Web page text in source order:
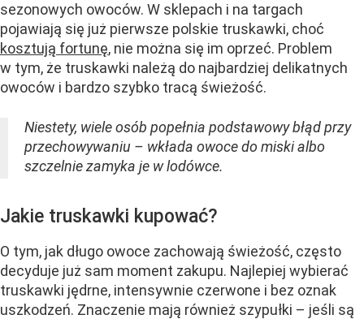
sezonowych owoców. W sklepach i na targach
pojawiają się już pierwsze polskie truskawki, choć
kosztują fortunę, nie można się im oprzeć. Problem
w tym, że truskawki należą do najbardziej delikatnych
owoców i bardzo szybko tracą świeżość.
Niestety, wiele osób popełnia podstawowy błąd przy
przechowywaniu – wkłada owoce do miski albo
szczelnie zamyka je w lodówce.
Jakie truskawki kupować?
O tym, jak długo owoce zachowają świeżość, często
decyduje już sam moment zakupu. Najlepiej wybierać
truskawki jędrne, intensywnie czerwone i bez oznak
uszkodzeń. Znaczenie mają również szypułki – jeśli są